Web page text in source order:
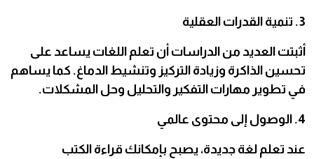
3. تنمية القدرات العقلية
أثبتت العديد من الدراسات أن تعلم اللغات يساعد على
تحسين الذاكرة وزيادة التركيز وتنشيط الدماغ. كما يساهم
في تطوير مهارات التفكير والتحليل وحل المشكلات.
4. الوصول إلى محتوى عالمي
عند تعلم لغة جديدة، يصبح بإمكانك قراءة الكتب